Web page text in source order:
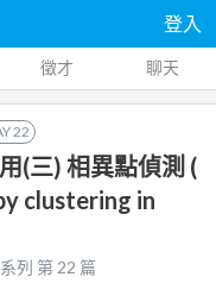
登入
徵才 聊天
22
(三) 相異點偵測 (
clustering in
系列 第22 篇